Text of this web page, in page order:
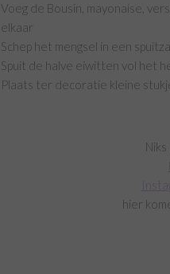
Voeg de Bousin, mayonaise,
elkaar
Schep het mengsel in een
Spuit de halve eiwitten vol het
Plaats ter decoratie kleine
hier